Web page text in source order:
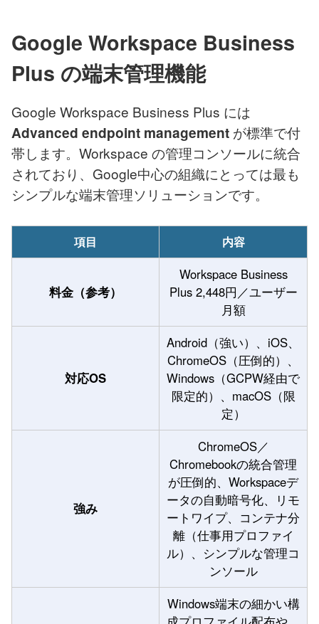
Google Workspace Business
Plus の端末管理機能
Google Workspace Business Plus には
Advanced endpoint management が標準で付
帯します。Workspace の管理コンソールに統合
されており、Google中心の組織にとっては最も
シンプルな端末管理ソリューションです。
項目 内容
料金（参考）
Workspace Business
Plus 2,448円／ユーザー
月額
対応OS
Android（強い）、iOS、
ChromeOS（圧倒的）、
Windows（GCPW経由で
限定的）、macOS（限
定）
強み
ChromeOS／
Chromebookの統合管理
が圧倒的、Workspaceデ
ータの自動暗号化、リモ
ートワイプ、コンテナ分
離（仕事用プロファイ
ル）、シンプルな管理コ
ンソール
Windows端末の細かい構